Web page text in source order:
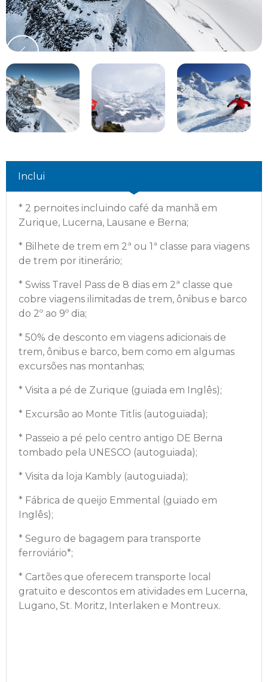
Inclui
* 2 pernoites incluindo café da manhã em
Zurique, Lucerna, Lausane e Berna;
* Bilhete de trem em 2ª ou 1ª classe para viagens
de trem por itinerário;
* Swiss Travel Pass de 8 dias em 2ª classe que
cobre viagens ilimitadas de trem, ônibus e barco
do 2º ao 9º dia;
* 50% de desconto em viagens adicionais de
trem, ônibus e barco, bem como em algumas
excursões nas montanhas;
* Visita a pé de Zurique (guiada em Inglês);
* Excursão ao Monte Titlis (autoguiada);
* Passeio a pé pelo centro antigo DE Berna
tombado pela UNESCO (autoguiada);
* Visita da loja Kambly (autoguiada);
* Fábrica de queijo Emmental (guiado em
Inglês);
* Seguro de bagagem para transporte
ferroviário*;
* Cartões que oferecem transporte local
gratuito e descontos em atividades em Lucerna,
Lugano, St. Moritz, Interlaken e Montreux.